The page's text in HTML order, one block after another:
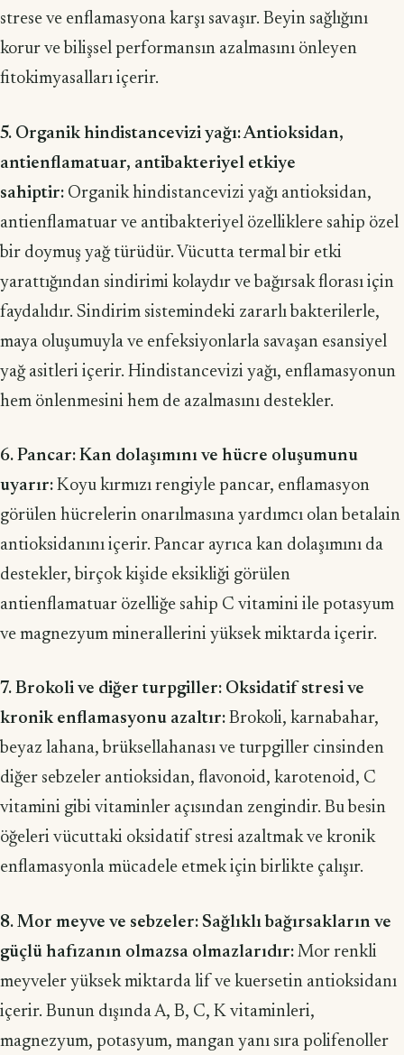
strese ve enflamasyona karşı savaşır. Beyin sağlığını
korur ve bilişsel performansın azal­masını önleyen
fitokimyasalları içerir.
5. Organik hindistancevizi yağı: Antioksidan,
antienflamatuar, antibakte­riyel etkiye
sahiptir: Organik hindistancevizi yağı antioksidan,
antienflamatuar ve antibakteriyel özelliklere sahip özel
bir doymuş yağ türüdür. Vücutta termal bir etki
yarattığın­dan sindirimi kolaydır ve bağırsak florası için
faydalıdır. Sindirim sistemindeki zararlı bakterilerle,
maya oluşumuyla ve enfeksiyonlarla savaşan esansiyel
yağ asitleri içerir. Hindistancevizi yağı, enflamasyonun
hem önlenmesini hem de azal­masını destekler.
6. Pancar: Kan dolaşımını ve hücre oluşumunu
uyarır: Koyu kırmızı rengiyle pancar, enflamasyon
görülen hücrelerin onarılmasına yardımcı olan betalain
antioksidanını içerir. Pancar ayrıca kan dolaşımını da
des­tekler, birçok kişide eksikliği görülen
antienflamatuar özelliğe sahip C vitamini ile potasyum
ve magnezyum minerallerini yüksek miktarda içerir.
7. Brokoli ve diğer turpgiller: Oksidatif stresi ve
kronik enflamasyonu azaltır: Brokoli, karnabahar,
beyaz lahana, brüksellahanası ve turpgiller cinsinden
di­ğer sebzeler antioksidan, flavonoid, karotenoid, C
vitamini gibi vitaminler açı­sından zengindir. Bu besin
öğeleri vücuttaki oksidatif stresi azaltmak ve kronik
enflamasyonla mücadele etmek için birlikte çalışır.
8. Mor meyve ve sebzeler: Sağlıklı bağırsakların ve
güçlü hafızanın olmazsa olmazlarıdır: Mor renkli
meyveler yüksek miktarda lif ve kuersetin antioksidanı
içerir. Bu­nun dışında A, B, C, K vitaminleri,
magnezyum, potasyum, mangan yanı sıra polifenoller